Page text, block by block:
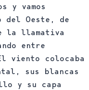
y vamos
del Oeste, de
la llamativa
entre
viento colocaba
sus blancas
y su capa